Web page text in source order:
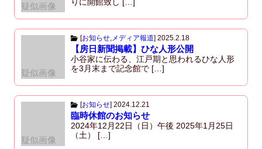
疑似画像
りに開館致し […]
疑似画像
[お知らせ,メディア報道] 2025.2.18
【房日新聞掲載】ひな人形公開
小谷家に伝わる、江戸期と思われるひな人形
を3月末まで記念館で […]
疑似画像
[お知らせ] 2024.12.21
臨時休館のお知らせ
2024年12月22日（日）午後 2025年1月25日
（土） […]